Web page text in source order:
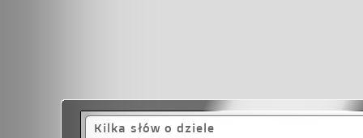
Kilka słów o dziele